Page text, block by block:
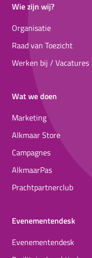
Wie zijn wij?
Organisatie
Raad van Toezicht
Werken bij / Vacatures
Wat we doen
Marketing
Alkmaar Store
Campagnes
AlkmaarPas
Prachtpartnerclub
Evenementendesk
Evenementendesk